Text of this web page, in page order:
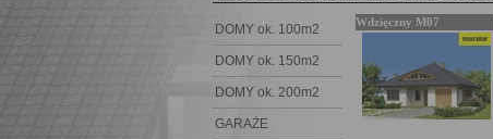
DOMY ok. 100m2
DOMY ok. 150m2
DOMY ok. 200m2
GARAŻE
Wdzięczny M07